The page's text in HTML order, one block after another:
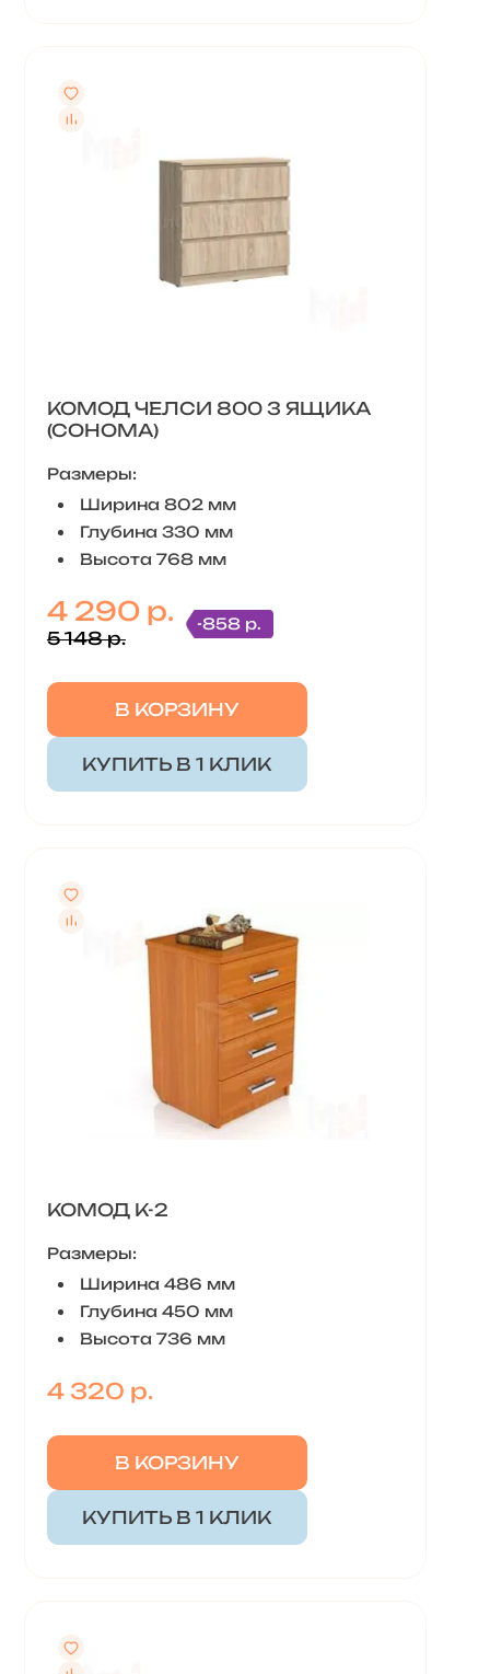
КОМОД ЧЕЛСИ 800 3 ЯЩИКА
(СОНОМА)
Размеры:
Ширина 802 мм
Глубина 330 мм
Высота 768 мм
4 290 р.
5 148 р.
-858 р.
В КОРЗИНУ
КУПИТЬ В 1 КЛИК
КОМОД К-2
Размеры:
Ширина 486 мм
Глубина 450 мм
Высота 736 мм
4 320 р.
В КОРЗИНУ
КУПИТЬ В 1 КЛИК